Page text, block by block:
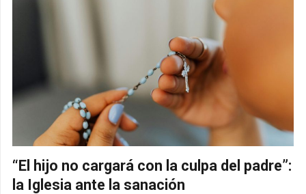
“El hijo no cargará con la culpa del padre”:
la Iglesia ante la sanación